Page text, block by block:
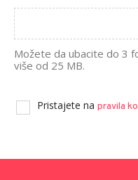
Možete da ubacite do 3
više od 25 MB.
Pristajete na pravila